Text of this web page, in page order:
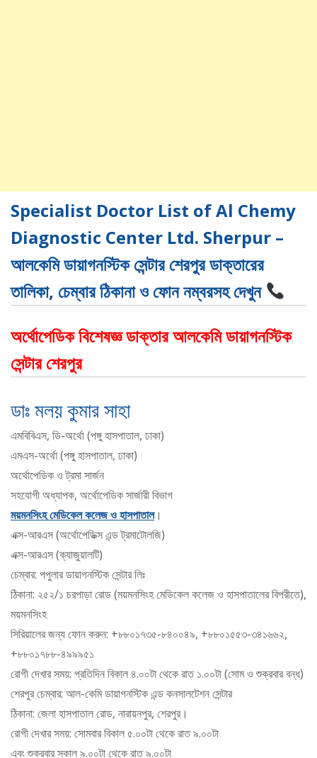
Specialist Doctor List of Al Chemy
Diagnostic Center Ltd. Sherpur –
আলকেমি ডায়াগনস্টিক সেন্টার শেরপুর ডাক্তারের
তালিকা, চেম্বার ঠিকানা ও ফোন নম্বরসহ দেখুন
অর্থোপেডিক বিশেষজ্ঞ ডাক্তার আলকেমি ডায়াগনস্টিক
সেন্টার শেরপুর
ডাঃ মলয় কুমার সাহা
এমবিবিএস, ডি-অর্থো (পঙ্গু হাসপাতাল, ঢাকা)
এমএস-অর্থো (পঙ্গু হাসপাতাল, ঢাকা)
অর্থোপেডিক ও ট্রমা সার্জন
সহযোগী অধ্যাপক, অর্থোপেডিক সার্জারী বিভাগ
ময়মনসিংহ মেডিকেল কলেজ ও হাসপাতাল।
এক্স-আরএস (অর্থোপেডিক্স এন্ড ট্রমাটোলজি)
এক্স-আরএস (ক্যাজুয়ালটি)
চেম্বার: পপুলার ডায়াগনস্টিক সেন্টার লিঃ
ঠিকানা: ২৫২/১ চরপাড়া রোড (ময়মনসিংহ মেডিকেল কলেজ ও হাসপাতালের বিপরীতে),
ময়মনসিংহ
সিরিয়ালের জন্য ফোন করুন: +৮৮০১৭৩৫-৮৪০০৪৯, +৮৮০১৫৫৩-৩৪১৬৬২,
+৮৮০১৭৮৮-৪৯৯৯৫১
রোগী দেখার সময়: প্রতিদিন বিকাল ৪.০০টা থেকে রাত ১.০০টা (সোম ও শুক্রবার বন্ধ)
শেরপুর চেম্বার: আল-কেমি ডায়াগনস্টিক এন্ড কনসালটেশন সেন্টার
ঠিকানা: জেলা হাসপাতাল রোড, নারায়নপুর, শেরপুর।
রোগী দেখার সময়: সোমবার বিকাল ৫.০০টা থেকে রাত ৯.০০টা
এবং শুক্রবার সকাল ৯.০০টা থেকে রাত ৯.০০টা